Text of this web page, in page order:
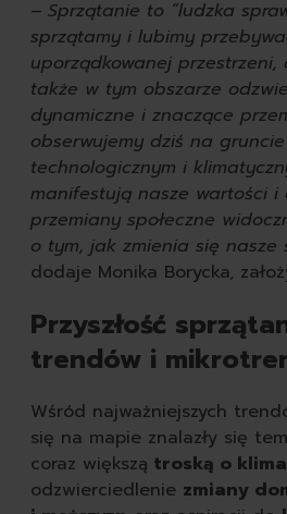
– Sprzątanie to “ludzka
sprzątamy i lubimy
uporządkowanej
także w tym obszarze
dynamiczne i znaczące
obserwujemy dziś na gruncie
technologicznym i
manifestują nasze wartości i
przemiany społeczne
o tym, jak zmienia się nasze
dodaje Monika Borycka,
Przyszłość
trendów i
Wśród najważniejszych
się na mapie znalazły się
coraz większą troską o
odzwierciedlenie zmiany